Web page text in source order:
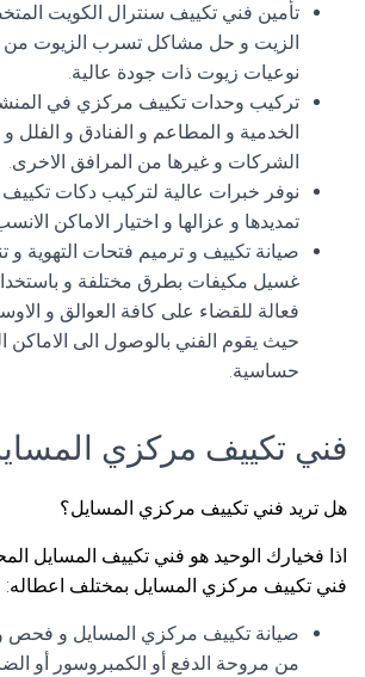
تأمين فني تكييف سنترال الكويت
الزيت و حل مشاكل تسرب الزيوت من
نوعيات زيوت ذات جودة عالية.
تركيب وحدات تكييف مركزي في
الخدمية و المطاعم و الفنادق و الفلل
الشركات و غيرها من المرافق الاخرى.
نوفر خبرات عالية لتركيب دكات
تمديدها و عزالها و اختيار الاماكن
صيانة تكييف و ترميم فتحات التهوية و
غسيل مكيفات بطرق مختلفة و
فعالة للقضاء على كافة العوالق و
حيث يقوم الفني بالوصول الى الاماكن
حساسية.
فني تكييف مركزي
هل تريد فني تكييف مركزي المسايل؟
اذا فخيارك الوحيد هو فني تكييف المسايل
فني تكييف مركزي المسايل بمختلف اعطاله:
صيانة تكييف مركزي المسايل و فحص و
من مروحة الدفع أو الكمبروسور أو